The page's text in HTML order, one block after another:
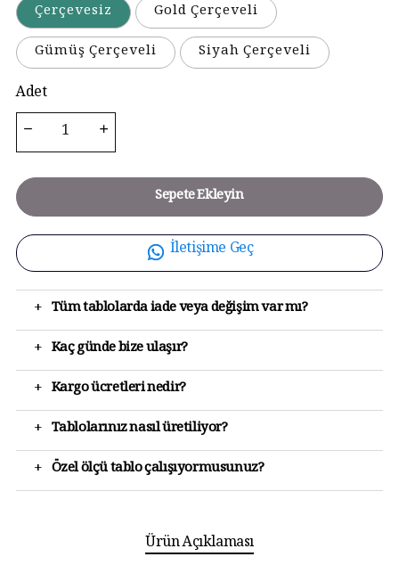
Çerçevesiz
Gold Çerçeveli
Gümüş Çerçeveli
Siyah Çerçeveli
Adet
Sepete Ekleyin
İletişime Geç
+ Tüm tablolarda iade veya değişim var mı?
+ Kaç günde bize ulaşır?
+ Kargo ücretleri nedir?
+ Tablolarınız nasıl üretiliyor?
+ Özel ölçü tablo çalışıyormusunuz?
Ürün Açıklaması